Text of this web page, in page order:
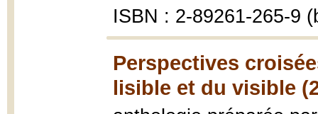
ISBN : 2-89261-265-9
Perspectives
lisible et du visible